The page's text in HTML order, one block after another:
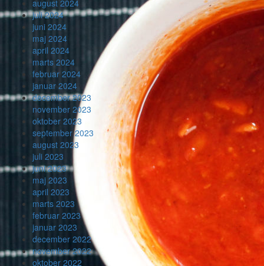
august 2024
juli 2024
juni 2024
maj 2024
april 2024
marts 2024
februar 2024
januar 2024
december 2023
november 2023
oktober 2023
september 2023
august 2023
juli 2023
juni 2023
maj 2023
april 2023
marts 2023
februar 2023
januar 2023
december 2022
november 2022
oktober 2022